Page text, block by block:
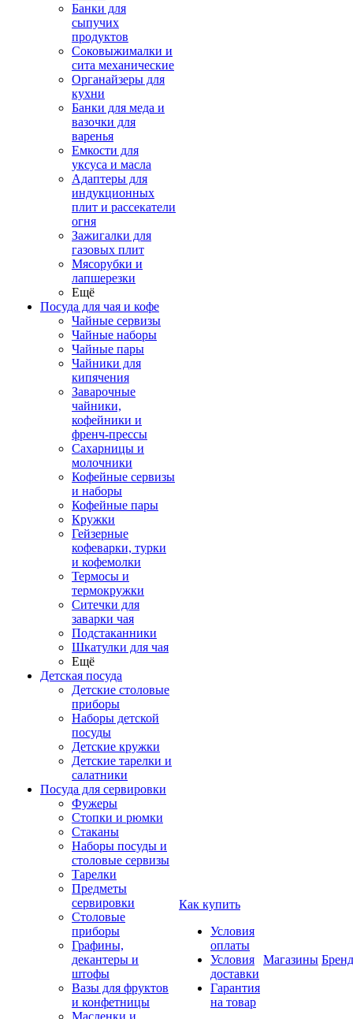
Банки для
сыпучих
продуктов
Соковыжималки и
сита механические
Органайзеры для
кухни
Банки для меда и
вазочки для
варенья
Емкости для
уксуса и масла
Адаптеры для
индукционных
плит и рассекатели
огня
Зажигалки для
газовых плит
Мясорубки и
лапшерезки
Ещё
Посуда для чая и кофе
Чайные сервизы
Чайные наборы
Чайные пары
Чайники для
кипячения
Заварочные
чайники,
кофейники и
френч-прессы
Сахарницы и
молочники
Кофейные сервизы
и наборы
Кофейные пары
Кружки
Гейзерные
кофеварки, турки
и кофемолки
Термосы и
термокружки
Ситечки для
заварки чая
Подстаканники
Шкатулки для чая
Ещё
Детская посуда
Детские столовые
приборы
Наборы детской
посуды
Детские кружки
Детские тарелки и
салатники
Посуда для сервировки
Фужеры
Стопки и рюмки
Стаканы
Наборы посуды и
столовые сервизы
Тарелки
Предметы
сервировки
Столовые
приборы
Графины,
декантеры и
штофы
Вазы для фруктов
и конфетницы
Масленки и
Как купить
Условия
оплаты
Условия
доставки
Гарантия
на товар
Магазины